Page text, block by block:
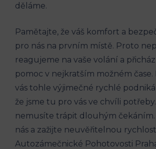
děláme.
Pamětajte, že váš komfort⁣ a
pro nás na prvním‌ místě. Proto
reagujeme na vaše volání ‌a⁤
pomoc v nejkratším ⁣možném⁣ čase.
vás tohle ‍výjimečné rychlé
že jsme tu pro vás ve⁣ chvíli​ potřeby.
nemusíte trápit dlouhým
nás‌ a zažijte neuvěřitelnou‌
Autozámečnické⁣ Pohotovosti